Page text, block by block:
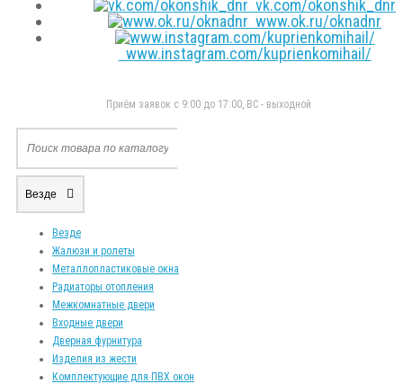
vk.com/okonshik_dnr
www.ok.ru/oknadnr
www.instagram.com/kuprienkomihail/
Приём заявок с 9:00 до 17:00, ВС - выходной
Везде
Везде
Жалюзи и ролеты
Металлопластиковые окна
Радиаторы отопления
Межкомнатные двери
Входные двери
Дверная фурнитура
Изделия из жести
Комплектующие для ПВХ окон